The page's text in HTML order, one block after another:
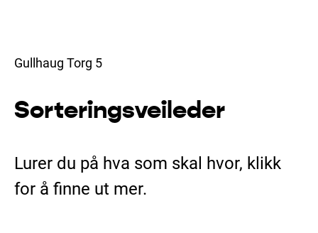
Gullhaug Torg 5
Sorterings­­veileder
Lurer du på hva som skal hvor, klikk
for å finne ut mer.